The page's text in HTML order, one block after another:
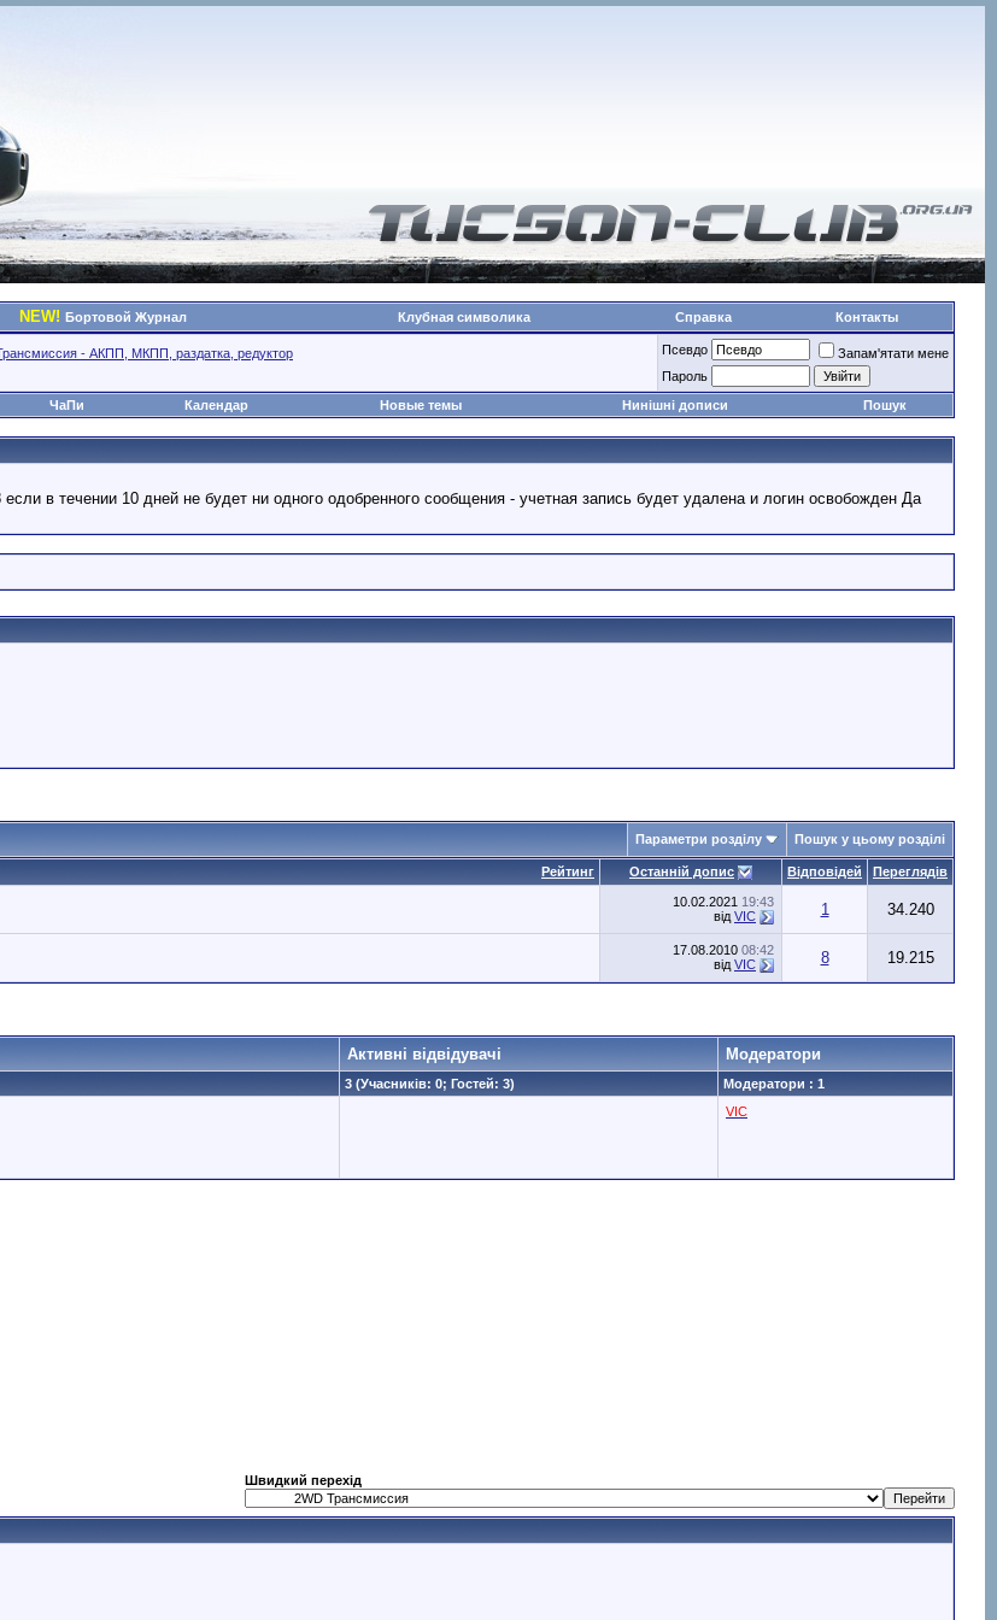
NEW! Бортовой Журнал Клубная символика Справка Контакты
- АКПП, МКПП, раздатка, редуктор Псевдо
Запам'ятати мене
Пароль
ЧаПи Календар Новые темы Нинішні дописи Пошук
в течении 10 дней не будет ни одного одобренного сообщения - учетная запись будет удалена и логин освобожден Да
Параметри розділу Пошук у цьому розділі
Рейтинг Останній допис Відповідей Переглядів
10.02.2021 19:43
від VIC 1 34.240
17.08.2010 08:42
від VIC 8 19.215
Активні відвідувачі Модератори
3 (Учасників: 0; Гостей: 3)
Модератори : 1
VIC
Швидкий перехід